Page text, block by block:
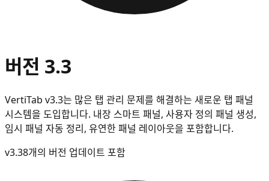
버전 3.3
VertiTab v3.3는 많은 탭 관리 문제를 해결하는 새로운 탭 패널
시스템을 도입합니다. 내장 스마트 패널, 사용자 정의 패널 생성,
임시 패널 자동 정리, 유연한 패널 레이아웃을 포함합니다.
v3.38개의 버전 업데이트 포함